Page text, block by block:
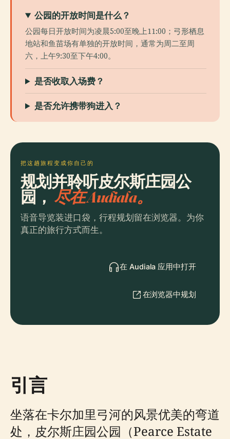
公园的开放时间是什么？
公园每日开放时间为凌晨5:00至晚上11:00；弓形栖息
地站和鱼苗场有单独的开放时间，通常为周二至周
六，上午9:30至下午4:00。
是否收取入场费？
是否允许携带狗进入？
把这趟旅程变成你自己的
规划并聆听皮尔斯庄园公
园， 尽在 Audiala。
语音导览装进口袋，行程规划留在浏览器。为你
真正的旅行方式而生。
在 Audiala 应用中打开
在浏览器中规划
引言
坐落在卡尔加里弓河的风景优美的弯道
处，皮尔斯庄园公园（Pearce Estate